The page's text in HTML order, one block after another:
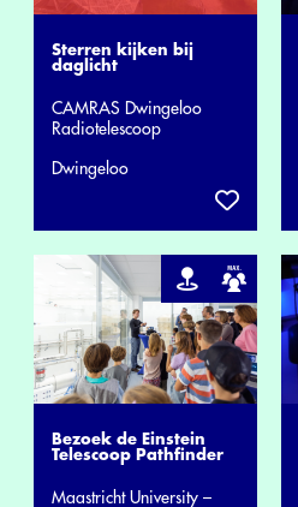
Sterren kijken bij
daglicht
CAMRAS Dwingeloo
Radiotelescoop
Dwingeloo
Bezoek de Einstein
Telescoop Pathfinder
Maastricht University –